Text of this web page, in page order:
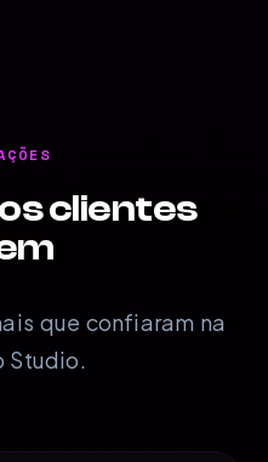
clientes
que confiaram na
Studio.